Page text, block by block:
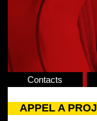
Contacts
APPEL A